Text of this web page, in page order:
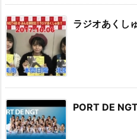
ラジオあく
PORT DE